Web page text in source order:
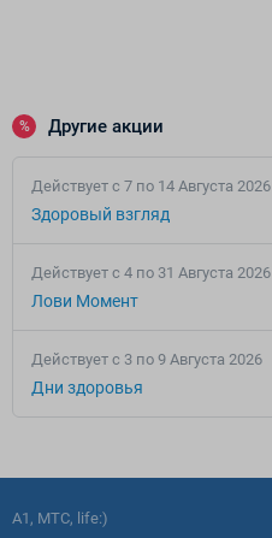
% Другие акции
Действует c 7 по 14 Августа 2026
Здоровый взгляд
Действует c 4 по 31 Августа 2026
Лови Момент
Действует c 3 по 9 Августа 2026
Дни здоровья
A1, МТС, life:)